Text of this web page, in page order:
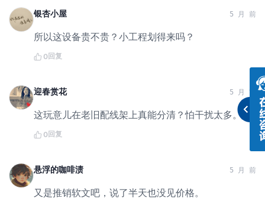
银杏小屋 5 月 前
所以这设备贵不贵？小工程划得来吗？
0回复
迎春赏花 5 月 前
这玩意儿在老旧配线架上真能分清？怕干扰太多。
0回复
悬浮的咖啡渍 5 月 前
又是推销软文吧，说了半天也没见价格。